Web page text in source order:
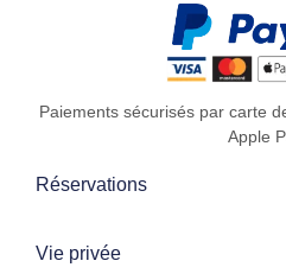
Paiements sécurisés par carte
Apple
Réservations
Vie privée